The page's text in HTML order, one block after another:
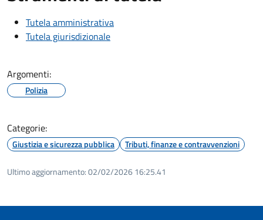
Tutela amministrativa
Tutela giurisdizionale
Argomenti:
Polizia
Categorie:
Giustizia e sicurezza pubblica Tributi, finanze e contravvenzioni
Ultimo aggiornamento:02/02/2026 16:25.41